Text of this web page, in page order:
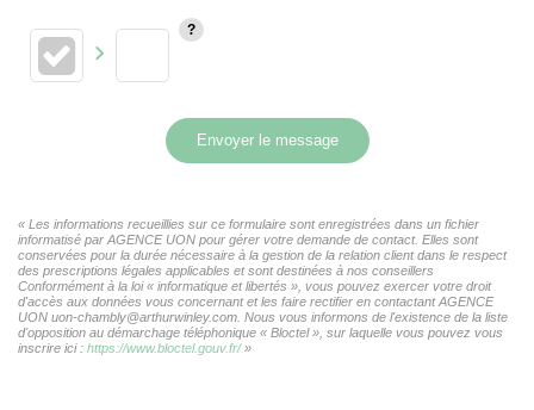
Envoyer le message
« Les informations recueillies sur ce formulaire sont enregistrées dans un fichier
informatisé par AGENCE UON pour gérer votre demande de contact. Elles sont
conservées pour la durée nécessaire à la gestion de la relation client dans le respect
des prescriptions légales applicables et sont destinées à nos conseillers
Conformément à la loi « informatique et libertés », vous pouvez exercer votre droit
d'accès aux données vous concernant et les faire rectifier en contactant AGENCE
UON uon-chambly@arthurwinley.com. Nous vous informons de l'existence de la liste
d'opposition au démarchage téléphonique « Bloctel », sur laquelle vous pouvez vous
inscrire ici : https://www.bloctel.gouv.fr/»